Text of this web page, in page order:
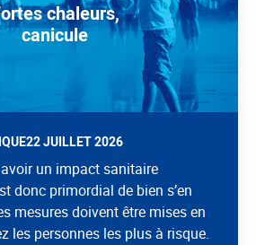
chaleurs,
canicule
22 JUILLET 2026
un impact sanitaire
donc primordial de bien s’en
mesures doivent être mises en
les personnes les plus à risque.